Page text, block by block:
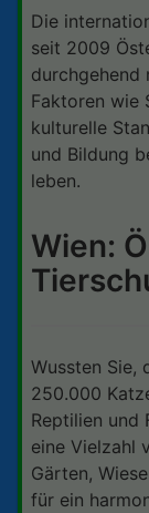
Die
seit 2009
durchgehend
Faktoren wie
kulturelle
und Bildung
leben.
Wien:
Wussten Sie,
250.000
Reptilien und
eine Vielzahl
Gärten,
für ein